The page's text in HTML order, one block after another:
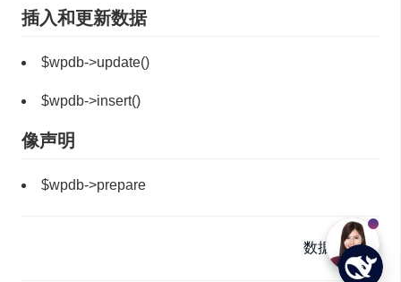
插入和更新数据
$wpdb->update()
$wpdb->insert()
像声明
$wpdb->prepare
数据验证 →